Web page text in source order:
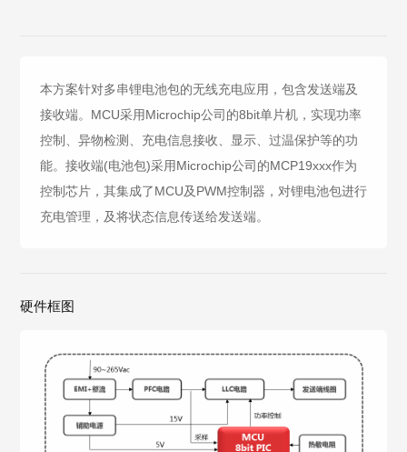
本方案针对多串锂电池包的无线充电应用，包含发送端及
接收端。MCU采用Microchip公司的8bit单片机，实现功率
控制、异物检测、充电信息接收、显示、过温保护等的功
能。接收端(电池包)采用Microchip公司的MCP19xxx作为
控制芯片，其集成了MCU及PWM控制器，对锂电池包进行
充电管理，及将状态信息传送给发送端。
硬件框图